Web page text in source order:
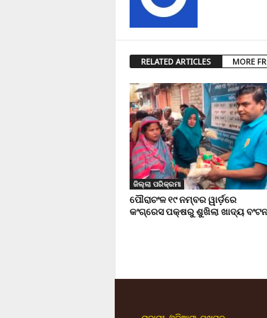
RELATED ARTICLES MORE
ଜିଲ୍ଲା ପରିକ୍ରମା
ପୌରାଚଂଳ ୧୯ ନମ୍ବର ୱାର୍ଡ଼ରେ
କଂଗ୍ରେସ ପକ୍ଷରୁ ଶୁଖିଲା ଖାଦ୍ୟ ବଂଟନ